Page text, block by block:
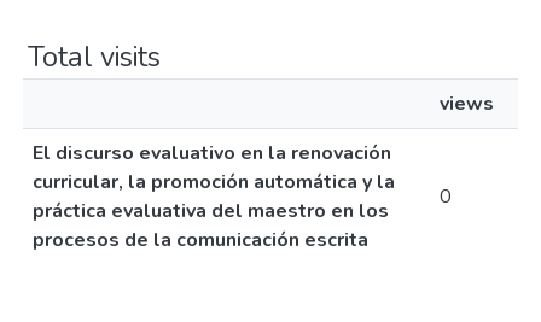
Total visits
views
El discurso evaluativo en la renovación
curricular, la promoción automática y la
práctica evaluativa del maestro en los
procesos de la comunicación escrita
0